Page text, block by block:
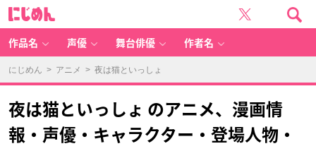
作品名 声優 舞台俳優 作者名
にじめん > アニメ > 夜は猫といっしょ
夜は猫といっしょ のアニメ、漫画情
報・声優・キャラクター・登場人物・